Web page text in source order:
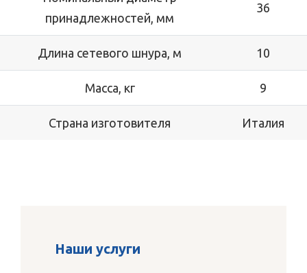
принадлежностей, мм
36
Длина сетевого шнура, м 10
Масса, кг 9
Страна изготовителя Италия
Наши услуги